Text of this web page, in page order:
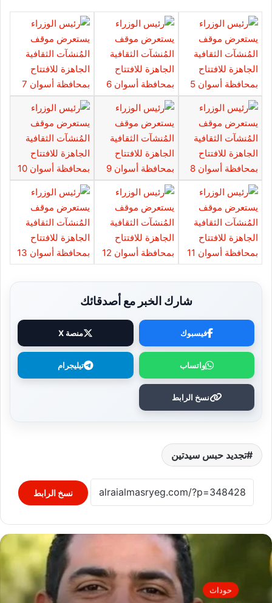
شارك الخبر مع أصدقائك
فيسبوك منصة X
واتساب تيليجرام
نسخ الرابط
تجديد حبس سيدتين
نسخ الرابط
حوداث